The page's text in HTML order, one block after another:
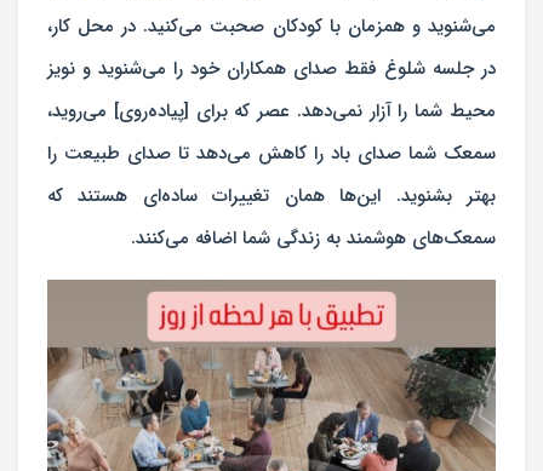
می‌شنوید و همزمان با کودکان صحبت می‌کنید. در محل کار،
در جلسه شلوغ فقط صدای همکاران خود را می‌شنوید و نویز
محیط شما را آزار نمی‌دهد. عصر که برای [پیاده‌روی] می‌روید،
سمعک شما صدای باد را کاهش می‌دهد تا صدای طبیعت را
بهتر بشنوید. این‌ها همان تغییرات ساده‌ای هستند که
سمعک‌های هوشمند به زندگی شما اضافه می‌کنند.